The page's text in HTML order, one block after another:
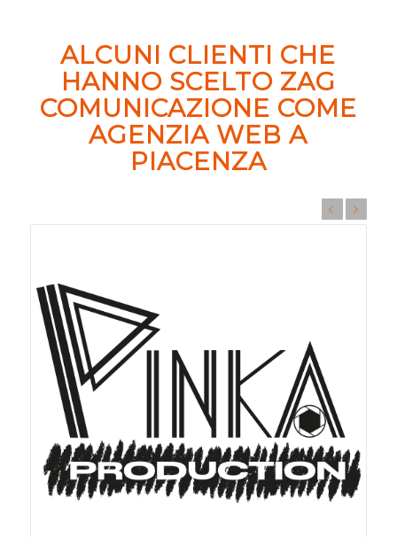
ALCUNI CLIENTI CHE
HANNO SCELTO ZAG
COMUNICAZIONE COME
AGENZIA WEB A
PIACENZA